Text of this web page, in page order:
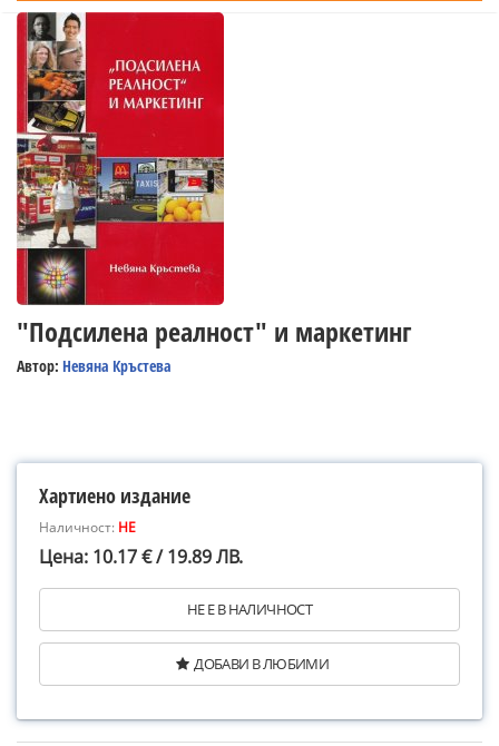
"Подсилена реалност" и маркетинг
Автор: Невяна Кръстева
Хартиено издание
Наличност: НЕ
Цена: 10.17 € / 19.89 ЛВ.
НЕ Е В НАЛИЧНОСТ
ДОБАВИ В ЛЮБИМИ